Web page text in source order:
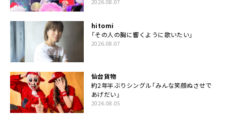
2026.08.07
hitomi
「その人の胸に響くように歌いたい」
2026.08.07
仙台貨物
約2年半ぶりシングル「みんな笑顔ぬさせで
あげだい」
2026.08.05